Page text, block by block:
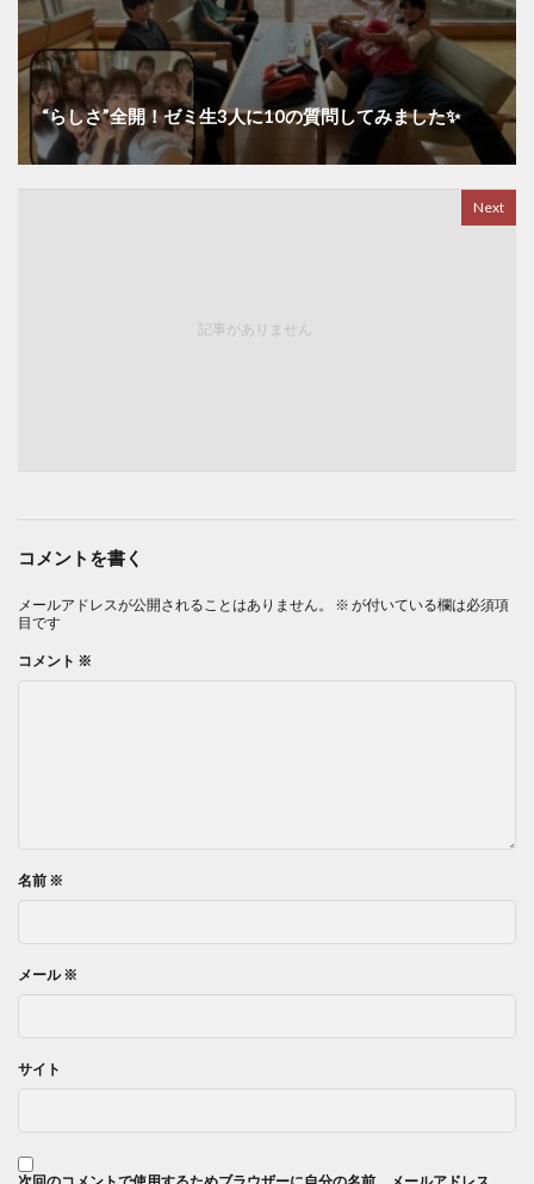
“らしさ”全開！ゼミ生3人に10の質問してみました✨
Next
記事がありません
コメントを書く
メールアドレスが公開されることはありません。 ※ が付いている欄は必須項
目です
コメント ※
名前 ※
メール※
サイト